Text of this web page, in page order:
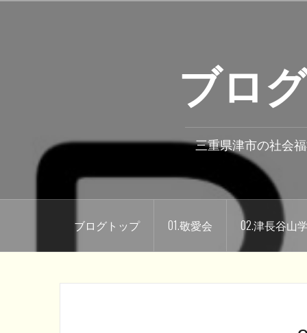
ブロ
三重県津市の社会
ブログトップ 01.敬愛会 02.津長谷山